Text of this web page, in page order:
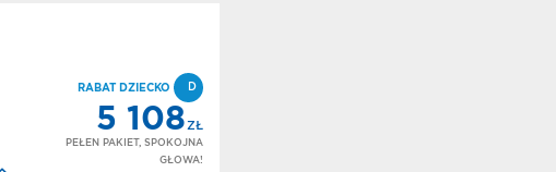
RABAT DZIECKO D
5 108ZŁ
PEŁEN PAKIET, SPOKOJNA
GŁOWA!